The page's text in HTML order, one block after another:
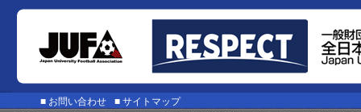
■ お問い合わせ ■ サイトマップ